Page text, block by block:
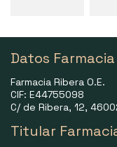
Datos Farmacia
Farmacia Ribera O.E.
CIF: E44755098
C/ de Ribera, 12,
Titular